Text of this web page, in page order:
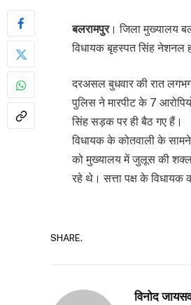
बलरामपुर। जिला मुख्यालय
विधायक बृहस्पत सिंह नेशनल
दरअसल बुधवार की रात
पुलिस ने मारपीट के 7
सिंह सड़क पर ही बैठ गए हैं।
विधायक के कोतवाली के
को मुख्यालय में जुलूस की
रहे थे। सत्ता पक्ष के विधायक
SHARE.
विनोद